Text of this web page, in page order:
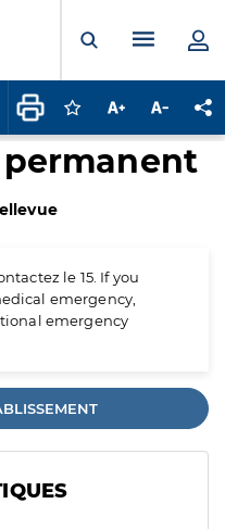
Ouvrir laMenu
Connectez-vous
Augmenter la
le 15. If you
emergency,
emergency